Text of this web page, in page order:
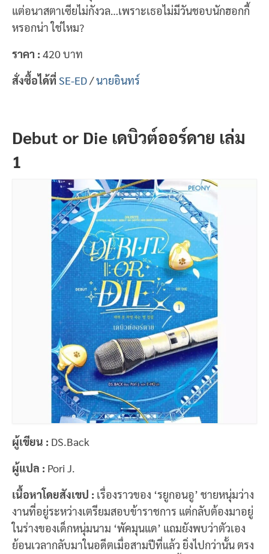
แต่อนาสตาเซียไม่กังวล…เพราะเธอไม่มีวันชอบนักฮอกกี้
หรอกน่า ใช่ไหม?
ราคา : 420 บาท
สั่งซื้อได้ที่ SE-ED /นายอินทร์
Debut or Die เดบิวต์ออร์ดาย เล่ม
1
ผู้เขียน : DS.Back
ผู้แปล : Pori J.
เนื้อหาโดยสังเขป : เรื่องราวของ ‘รยูกอนอู’ ชายหนุ่มว่าง
งานที่อยู่ระหว่างเตรียมสอบข้าราชการ แต่กลับต้องมาอยู่
ในร่างของเด็กหนุ่มนาม ‘พัคมุนแด’ แถมยังพบว่าตัวเอง
ย้อนเวลากลับมาในอดีตเมื่อสามปีที่แล้ว ยิ่งไปกว่านั้น ตรง